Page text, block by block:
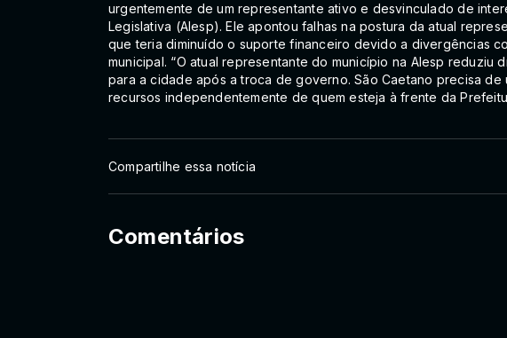
urgentemente de um representante ativo e desvinculado de
Legislativa (Alesp). Ele apontou falhas na postura da atual
que teria diminuído o suporte financeiro devido a divergências
municipal. “O atual representante do município na Alesp reduziu
para a cidade após a troca de governo. São Caetano precisa de
recursos independentemente de quem esteja à frente da
Compartilhe essa notícia
Comentários